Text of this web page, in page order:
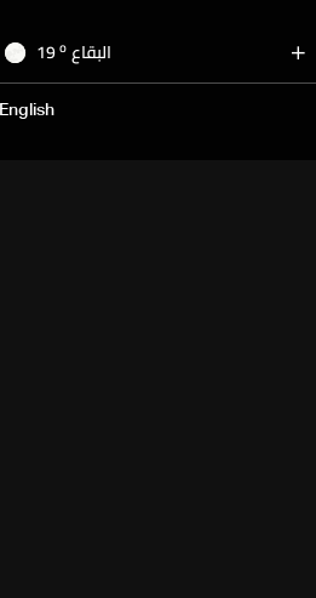
البقاع 19o
الجنوب 24o
25
English